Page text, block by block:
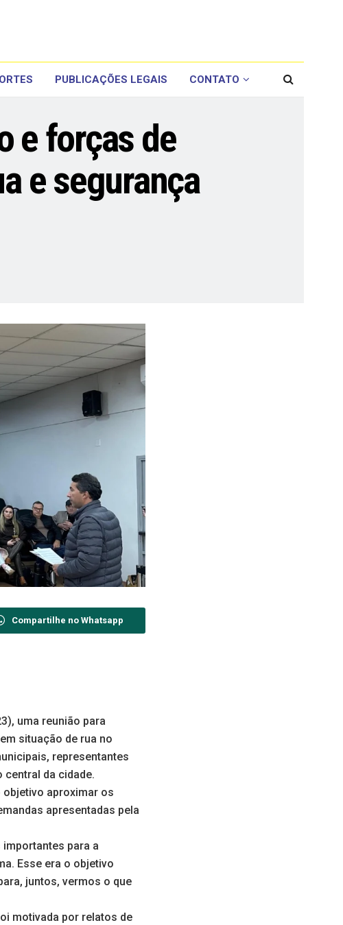
PUBLICAÇÕES LEGAIS CONTATO
e forças de
e segurança
Compartilhe no Whatsapp
uma reunião para
situação de rua no
representantes
da cidade.
objetivo aproximar os
apresentadas pela
importantes para a
Esse era o objetivo
juntos, vermos o que
motivada por relatos de